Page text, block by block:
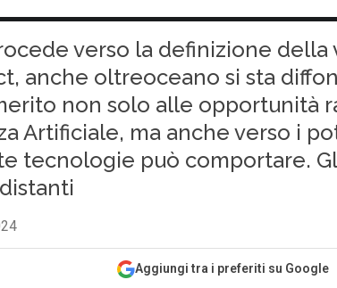
verso la definizione
anche oltreoceano si sta
non solo alle opportunità
Artificiale, ma anche verso i
tecnologie può comportare.
Aggiungi tra i preferiti su Google